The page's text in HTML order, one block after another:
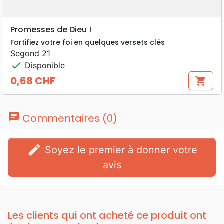
Promesses de Dieu !
Fortifiez votre foi en quelques versets clés
Segond 21
check Disponible
Prix
0,68 CHF shopping_cart
chat Commentaires (0)
edit
avis
Les clients qui ont acheté ce produit ont